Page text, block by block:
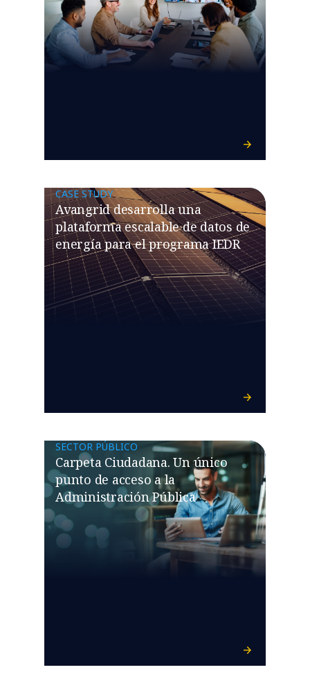
CASE STUDY
Avangrid desarrolla una
plataforma escalable de datos de
energía para el programa IEDR
SECTOR PÚBLICO
Carpeta Ciudadana. Un único
punto de acceso a la
Administración Pública